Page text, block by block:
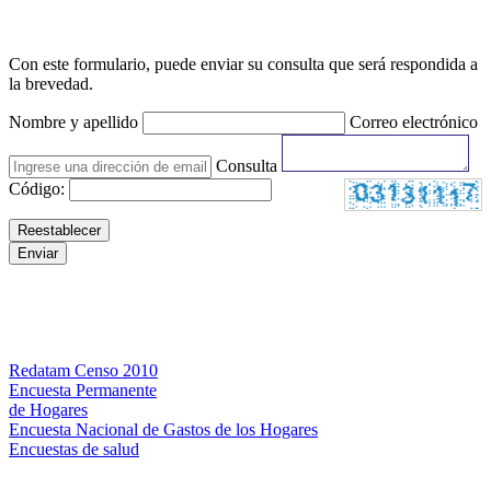
Con este formulario, puede enviar su consulta que será respondida a
la brevedad.
Nombre y apellido Correo electrónico
Consulta
Código:
Redatam Censo 2010
Encuesta Permanente
de Hogares
Encuesta Nacional de Gastos de los Hogares
Encuestas de salud